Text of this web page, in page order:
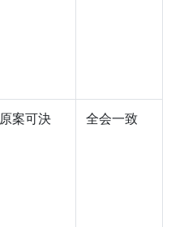
原案可決 全会一致